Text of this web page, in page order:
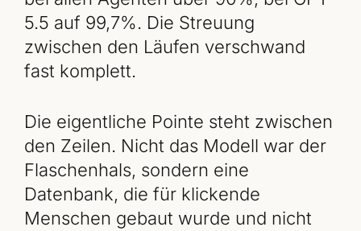
5.5 auf 99,7%. Die Streuung
zwischen den Läufen verschwand
fast komplett.
Die eigentliche Pointe steht zwischen
den Zeilen. Nicht das Modell war der
Flaschenhals, sondern eine
Datenbank, die für klickende
Menschen gebaut wurde und nicht